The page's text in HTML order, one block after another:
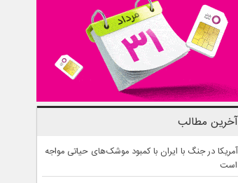
آخرین مطالب
آمریکا در جنگ با ایران با کمبود موشک‌های حیاتی مواجه
است